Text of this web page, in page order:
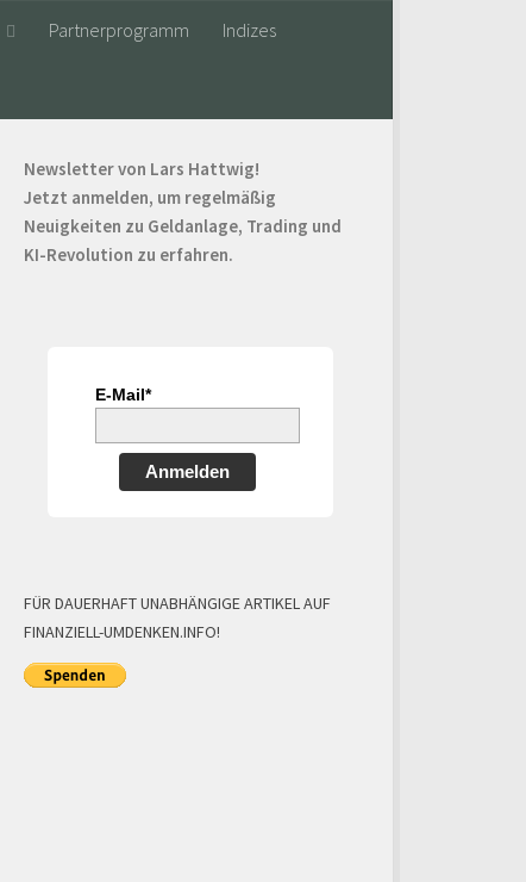
Partnerprogramm Indizes
Newsletter von Lars Hattwig!
Jetzt anmelden, um regelmäßig
Neuigkeiten zu Geldanlage, Trading und
KI-Revolution zu erfahren.
E-Mail*
Anmelden
FÜR DAUERHAFT UNABHÄNGIGE ARTIKEL AUF
FINANZIELL-UMDENKEN.INFO!